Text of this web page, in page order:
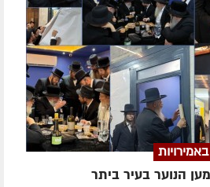
הנוער בעיר ביתר